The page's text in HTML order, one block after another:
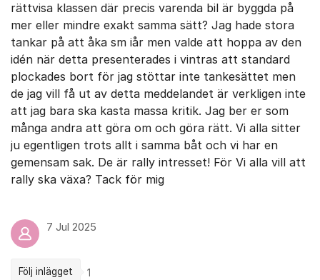
rättvisa klassen där precis varenda bil är byggda på
mer eller mindre exakt samma sätt? Jag hade stora
tankar på att åka sm iår men valde att hoppa av den
idén när detta presenterades i vintras att standard
plockades bort för jag stöttar inte tankesättet men
de jag vill få ut av detta meddelandet är verkligen inte
att jag bara ska kasta massa kritik. Jag ber er som
många andra att göra om och göra rätt. Vi alla sitter
ju egentligen trots allt i samma båt och vi har en
gemensam sak. De är rally intresset! För Vi alla vill att
rally ska växa? Tack för mig
7 Jul 2025
Följ inlägget 1